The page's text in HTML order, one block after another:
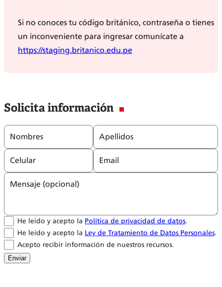
Si no conoces tu código británico, contraseña o tienes
un inconveniente para ingresar comunícate a
https://staging.britanico.edu.pe
Solicita información
Nombres Apellidos
Celular Email
Mensaje (opcional)
He leído y acepto la Política de privacidad de datos.
He leído y acepto la Ley de Tratamiento de Datos Personales.
Acepto recibir información de nuestros recursos.
Enviar